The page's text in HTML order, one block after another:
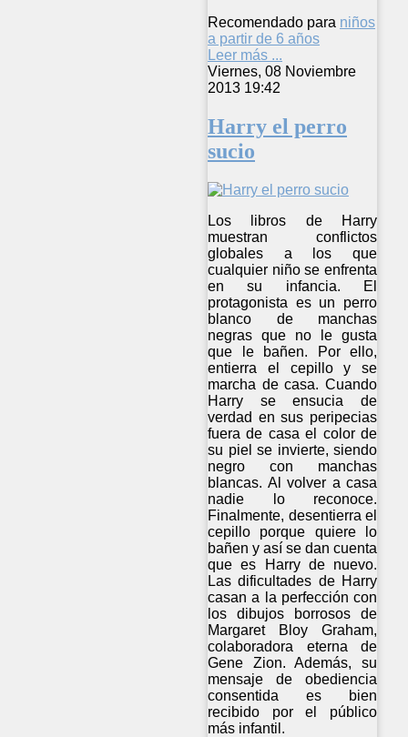
Recomendado para niños
a partir de 6 años
Leer más ...
Viernes, 08 Noviembre
2013 19:42
Harry el perro
sucio
Los libros de Harry
muestran conflictos
globales a los que
cualquier niño se enfrenta
en su infancia. El
protagonista es un perro
blanco de manchas
negras que no le gusta
que le bañen. Por ello,
entierra el cepillo y se
marcha de casa. Cuando
Harry se ensucia de
verdad en sus peripecias
fuera de casa el color de
su piel se invierte, siendo
negro con manchas
blancas. Al volver a casa
nadie lo reconoce.
Finalmente, desentierra el
cepillo porque quiere lo
bañen y así se dan cuenta
que es Harry de nuevo.
Las dificultades de Harry
casan a la perfección con
los dibujos borrosos de
Margaret Bloy Graham,
colaboradora eterna de
Gene Zion. Además, su
mensaje de obediencia
consentida es bien
recibido por el público
más infantil.